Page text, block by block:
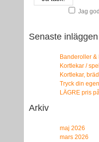
Jag
Senaste inläggen
Banderoller
Kortlekar /
Kortlekar,
Tryck din
LÄGRE pris
Arkiv
maj 2026
mars 2026